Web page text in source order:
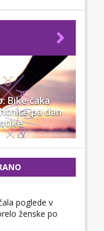
Bike čaka
pa dan
poglede v
ženske po